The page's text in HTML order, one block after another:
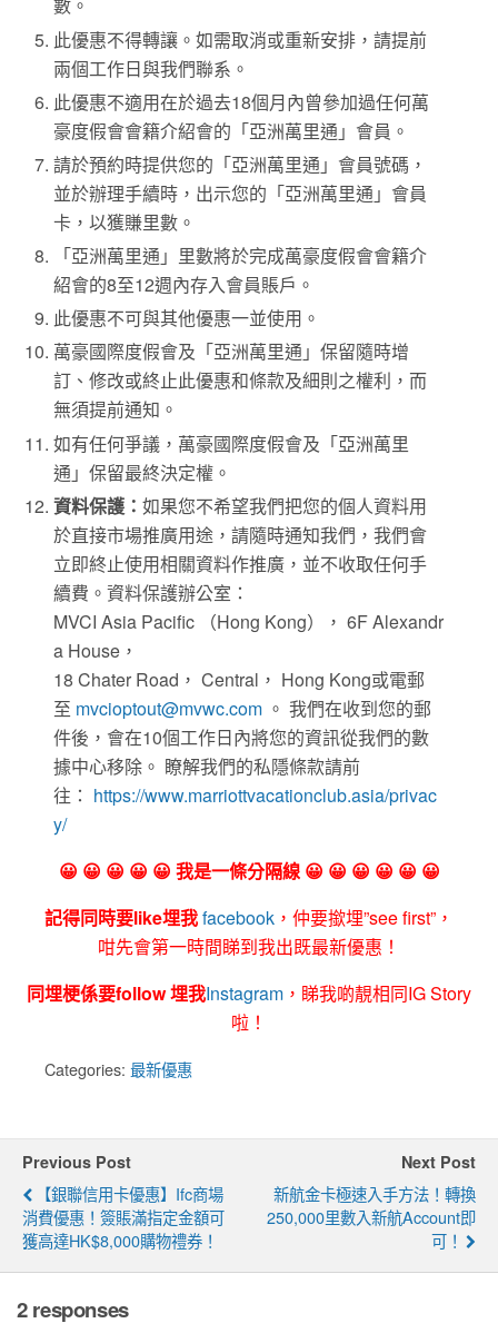
數。
此優惠不得轉讓。如需取消或重新安排，請提前
兩個工作日與我們聯系。
此優惠不適用在於過去18個月內曾參加過任何萬
豪度假會會籍介紹會的「亞洲萬里通」會員。
請於預約時提供您的「亞洲萬里通」會員號碼，
並於辦理手續時，出示您的「亞洲萬里通」會員
卡，以獲賺里數。
「亞洲萬里通」里數將於完成萬豪度假會會籍介
紹會的8至12週內存入會員賬戶。
此優惠不可與其他優惠一並使用。
萬豪國際度假會及「亞洲萬里通」保留隨時增
訂、修改或終止此優惠和條款及細則之權利，而
無須提前通知。
如有任何爭議，萬豪國際度假會及「亞洲萬里
通」保留最終決定權。
資料保護：如果您不希望我們把您的個人資料用
於直接市場推廣用途，請隨時通知我們，我們會
立即終止使用相關資料作推廣，並不收取任何手
續費。資料保護辦公室：
MVCI Asia Pacific （Hong Kong）， 6F Alexandr
a House，
18 Chater Road， Central， Hong Kong或電郵
至 mvcioptout@mvwc.com 。 我們在收到您的郵
件後，會在10個工作日內將您的資訊從我們的數
據中心移除。 瞭解我們的私隱條款請前
往： https://www.marriottvacationclub.asia/privac
y/
😀 😀 😀 😀 😀 我是一條分隔線 😀 😀 😀 😀 😀 😀
記得同時要like埋我facebook ，仲要撳埋”see first”，
咁先會第一時間睇到我出既最新優惠！
同埋梗係要follow 埋我Instagram ，睇我啲靚相同IG Story
啦！
Categories: 最新優惠
Previous Post
【銀聯信用卡優惠】ifc商場
消費優惠！簽賬滿指定金額可
獲高達HK$8,000購物禮券！
Next Post
新航金卡極速入手方法！轉換
250,000里數入新航Account即
可！
2 responses